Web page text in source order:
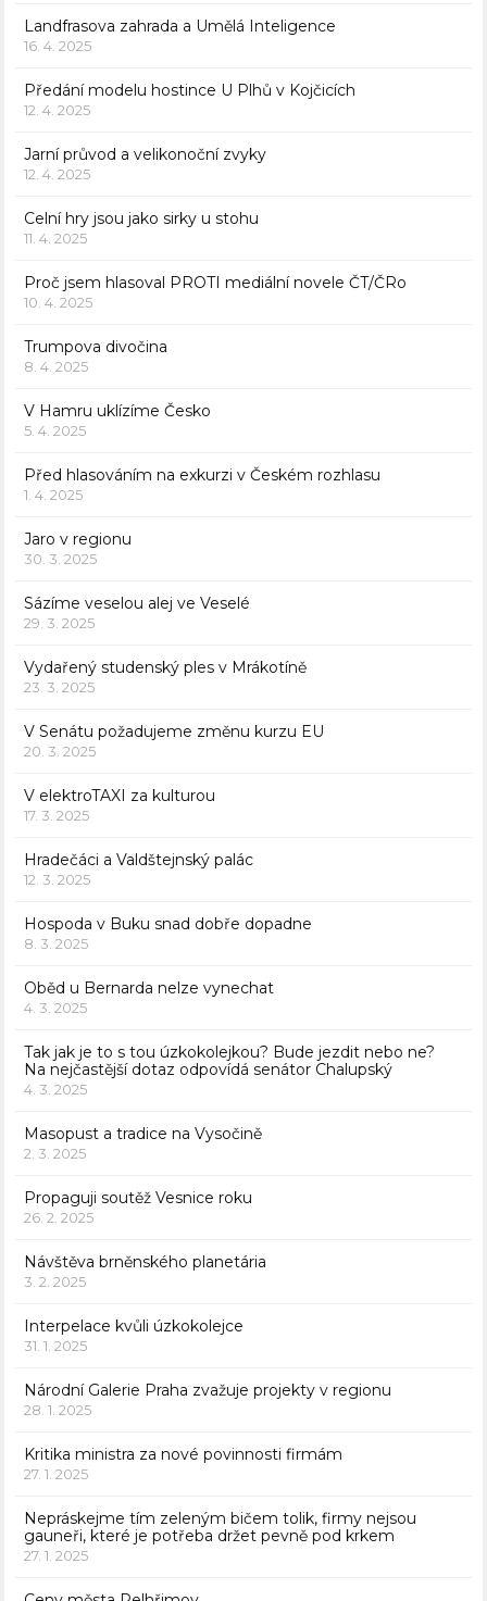
Landfrasova zahrada a Umělá Inteligence
16. 4. 2025
Předání modelu hostince U Plhů v Kojčicích
12. 4. 2025
Jarní průvod a velikonoční zvyky
12. 4. 2025
Celní hry jsou jako sirky u stohu
11. 4. 2025
Proč jsem hlasoval PROTI mediální novele ČT/ČRo
10. 4. 2025
Trumpova divočina
8. 4. 2025
V Hamru uklízíme Česko
5. 4. 2025
Před hlasováním na exkurzi v Českém rozhlasu
1. 4. 2025
Jaro v regionu
30. 3. 2025
Sázíme veselou alej ve Veselé
29. 3. 2025
Vydařený studenský ples v Mrákotíně
23. 3. 2025
V Senátu požadujeme změnu kurzu EU
20. 3. 2025
V elektroTAXI za kulturou
17. 3. 2025
Hradečáci a Valdštejnský palác
12. 3. 2025
Hospoda v Buku snad dobře dopadne
8. 3. 2025
Oběd u Bernarda nelze vynechat
4. 3. 2025
Tak jak je to s tou úzkokolejkou? Bude jezdit nebo ne?
Na nejčastější dotaz odpovídá senátor Chalupský
4. 3. 2025
Masopust a tradice na Vysočině
2. 3. 2025
Propaguji soutěž Vesnice roku
26. 2. 2025
Návštěva brněnského planetária
3. 2. 2025
Interpelace kvůli úzkokolejce
31. 1. 2025
Národní Galerie Praha zvažuje projekty v regionu
28. 1. 2025
Kritika ministra za nové povinnosti firmám
27. 1. 2025
Nepráskejme tím zeleným bičem tolik, firmy nejsou
gauneři, které je potřeba držet pevně pod krkem
27. 1. 2025